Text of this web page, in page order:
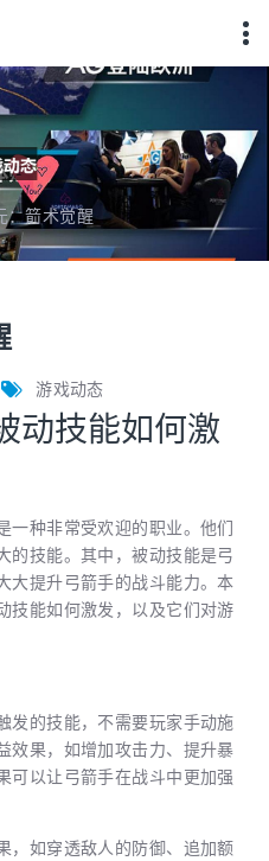
：箭术觉醒
游戏动态
动技能如何激
一种非常受欢迎的职业。他们
的技能。其中，被动技能是弓
大提升弓箭手的战斗能力。本
技能如何激发，以及它们对游
发的技能，不需要玩家手动施
效果，如增加攻击力、提升暴
可以让弓箭手在战斗中更加强
，如穿透敌人的防御、追加额